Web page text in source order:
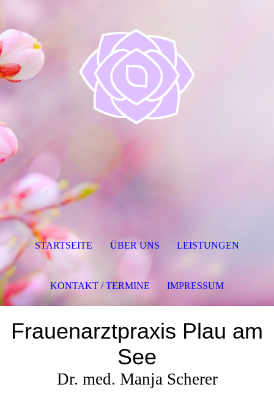
Frauenarztpraxis Plau am
See
Dr. med. Manja Scherer
STARTSEITE ÜBER UNS LEISTUNGEN
KONTAKT / TERMINE IMPRESSUM